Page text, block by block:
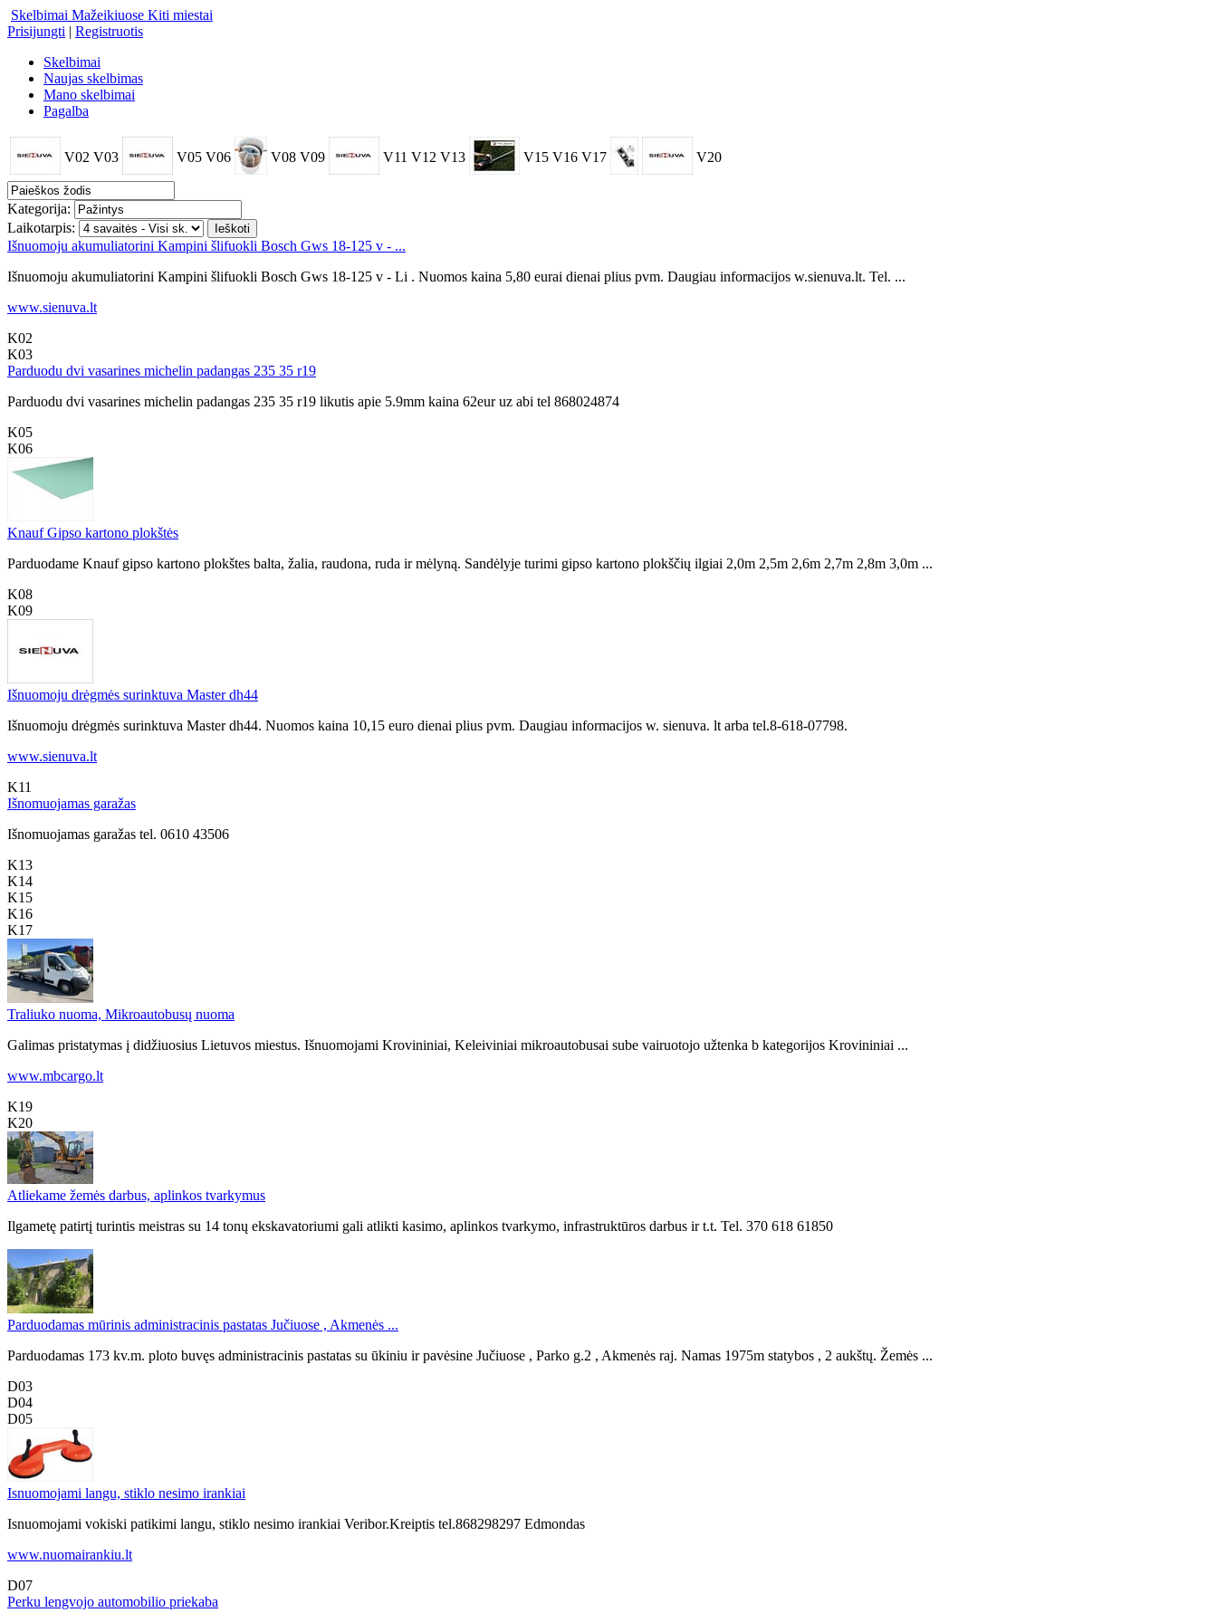
Skelbimai Mažeikiuose Kiti miestai
Prisijungti | Registruotis
Skelbimai
Naujas skelbimas
Mano skelbimai
Pagalba
V02 V03 V05 V06 V08 V09 V11 V12 V13 V15 V16 V17 V20
Kategorija:
Laikotarpis:
Išnuomoju akumuliatorini Kampini šlifuokli Bosch Gws 18-125 v - ...
Išnuomoju akumuliatorini Kampini šlifuokli Bosch Gws 18-125 v - Li . Nuomos kaina 5,80 eurai dienai plius pvm. Daugiau informacijos w.sienuva.lt. Tel. ...
www.sienuva.lt
K02
K03
Parduodu dvi vasarines michelin padangas 235 35 r19
Parduodu dvi vasarines michelin padangas 235 35 r19 likutis apie 5.9mm kaina 62eur uz abi tel 868024874
K05
K06
Knauf Gipso kartono plokštės
Parduodame Knauf gipso kartono plokštes balta, žalia, raudona, ruda ir mėlyną. Sandėlyje turimi gipso kartono plokščių ilgiai 2,0m 2,5m 2,6m 2,7m 2,8m 3,0m ...
K08
K09
Išnuomoju drėgmės surinktuva Master dh44
Išnuomoju drėgmės surinktuva Master dh44. Nuomos kaina 10,15 euro dienai plius pvm. Daugiau informacijos w. sienuva. lt arba tel.8-618-07798.
www.sienuva.lt
K11
Išnomuojamas garažas
Išnomuojamas garažas tel. 0610 43506
K13
K14
K15
K16
K17
Traliuko nuoma, Mikroautobusų nuoma
Galimas pristatymas į didžiuosius Lietuvos miestus. Išnuomojami Krovininiai, Keleiviniai mikroautobusai sube vairuotojo užtenka b kategorijos Krovininiai ...
www.mbcargo.lt
K19
K20
Atliekame žemės darbus, aplinkos tvarkymus
Ilgametę patirtį turintis meistras su 14 tonų ekskavatoriumi gali atlikti kasimo, aplinkos tvarkymo, infrastruktūros darbus ir t.t. Tel. 370 618 61850
Parduodamas mūrinis administracinis pastatas Jučiuose , Akmenės ...
Parduodamas 173 kv.m. ploto buvęs administracinis pastatas su ūkiniu ir pavėsine Jučiuose , Parko g.2 , Akmenės raj. Namas 1975m statybos , 2 aukštų. Žemės ...
D03
D04
D05
Isnuomojami langu, stiklo nesimo irankiai
Isnuomojami vokiski patikimi langu, stiklo nesimo irankiai Veribor.Kreiptis tel.868298297 Edmondas
www.nuomairankiu.lt
D07
Perku lengvojo automobilio priekaba